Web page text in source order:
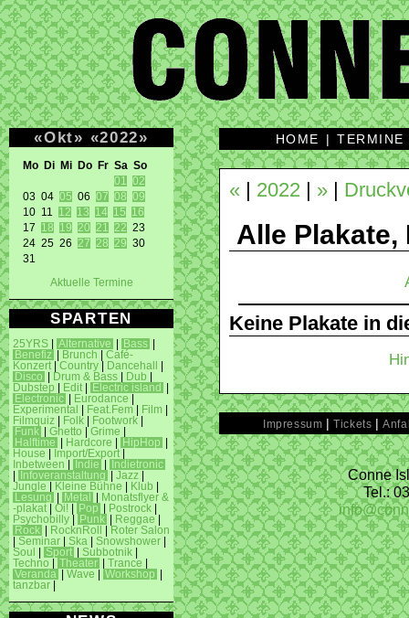
«Okt» «2022»
Mo Di Mi Do Fr Sa So
01
02
03 04 05 06 07 08 09
10 11 12 13 14 15
16
17 18 19 20 21 22 23
24 25 26 27 28 29 30
31
Aktuelle Termine
SPARTEN
25YRS Alternative Bass
Benefiz
Brunch
Café-
Konzert
Country Dancehall
Disco
Drum & Bass Dub
Dubstep
Edit Electric island
Electronic
Eurodance
Experimental
Feat.Fem Film
Filmquiz
Folk Footwork
Funk
Ghetto Grime
Halftime
Hardcore HipHop
House
Import/Export
Inbetween
Indie
Indietronic
Infoveranstaltung Jazz
Jungle
Kleine Bühne Klub
Lesung
Metal
Monatsflyer &
-plakat
Oi! Pop Postrock
Psychobilly
Punk Reggae
Rock
RocknRoll
Roter Salon
Seminar Ska Snowshower
Soul
Sport Subbotnik
Techno
Theater Trance
Veranda
Wave Workshop
tanzbar
HOME |TERMINE
« 2022 »
Alle Plakate,
Keine Plakate in
Impressum |Tickets |
Conne
Tel.: